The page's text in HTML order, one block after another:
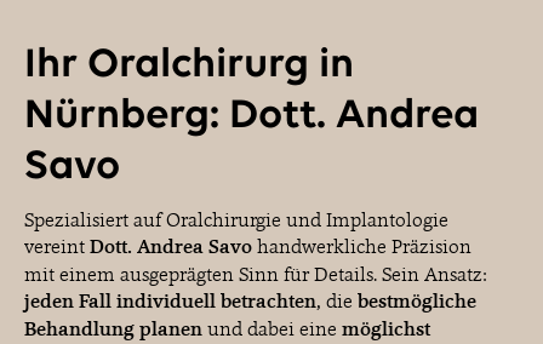
Ihr Oralchirurg in
Nürnberg: Dott. Andrea
Savo
Spezialisiert auf Oralchirurgie und Implantologie
vereint Dott. Andrea Savo handwerkliche Präzision
mit einem ausgeprägten Sinn für Details. Sein Ansatz:
jeden Fall individuell betrachten, die bestmögliche
Behandlung planen und dabei eine möglichst